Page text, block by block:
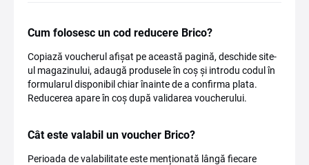
Cum folosesc un cod reducere Brico?
Copiază voucherul afișat pe această pagină, deschide site-
ul magazinului, adaugă produsele în coș și introdu codul în
formularul disponibil chiar înainte de a confirma plata.
Reducerea apare în coș după validarea voucherului.
Cât este valabil un voucher Brico?
Perioada de valabilitate este menționată lângă fiecare